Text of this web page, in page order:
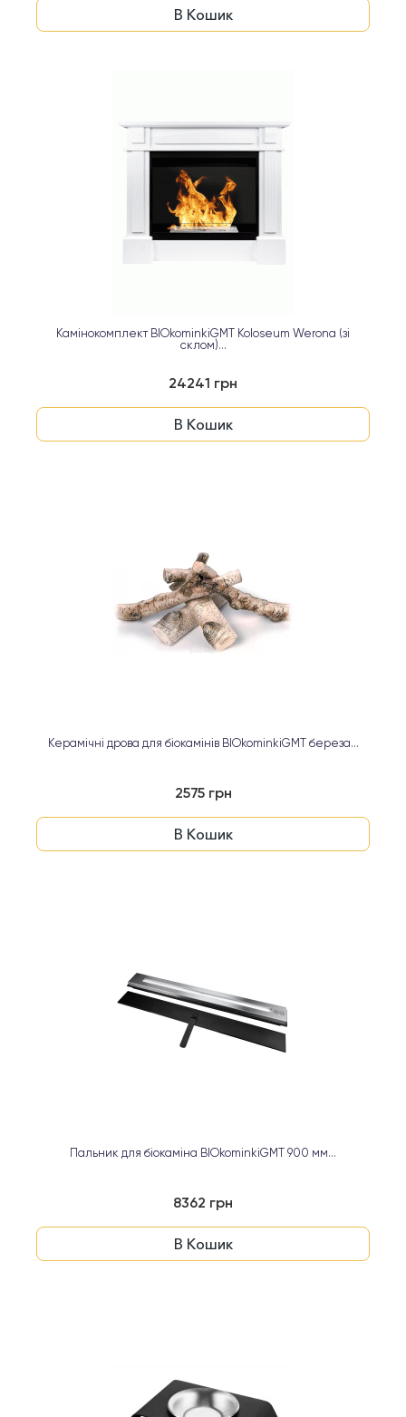
В Кошик
Камінокомплект BIOkominkiGMT Koloseum Werona (зі
склом)...
24241 грн
В Кошик
Керамічні дрова для біокамінів BIOkominkiGMT береза...
2575 грн
В Кошик
Пальник для біокаміна BIOkominkiGMT 900 мм...
8362 грн
В Кошик